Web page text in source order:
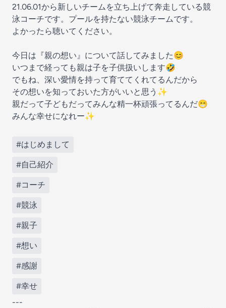
21.06.01から新しいチームを立ち上げて奔走している競
泳コーチです。プールを持たない競泳チームです。
よかったら聴いてください。
今日は『親の想い』について話してみました😊
いつまで経っても親は子を子供扱いします🤣
でもね、深い愛情を持って育ててくれてるんだから
その想いを知っておいた方がいいと思う✨
親だって子どもだってみんな精一杯頑張ってるんだ😁
みんな幸せになれー✨
#はじめまして
#自己紹介
#コーチ
#競泳
#親子
#想い
#感謝
#幸せ
---